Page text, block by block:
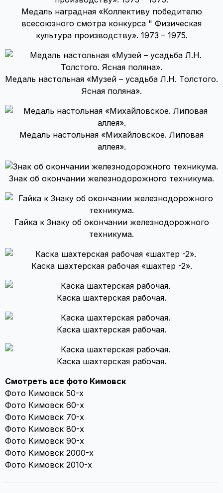
Медаль наградная «Коллективу победителю
всесоюзного смотра конкурса " Физическая
культура производству». 1973 – 1975.
Медаль настольная «Музей – усадьба Л.Н. Толстого.
Ясная поляна».
Медаль настольная «Михайловское. Липовая
аллея».
Знак об окончании железнодорожного техникума.
Гайка к Знаку об окончании железнодорожного
техникума.
Каска шахтерская рабочая «шахтер -2».
Каска шахтерская рабочая.
Каска шахтерская рабочая.
Каска шахтерская рабочая.
Смотреть все фото Кимовск
Фото Кимовск 50-х
Фото Кимовск 60-х
Фото Кимовск 70-х
Фото Кимовск 80-х
Фото Кимовск 90-х
Фото Кимовск 2000-х
Фото Кимовск 2010-х